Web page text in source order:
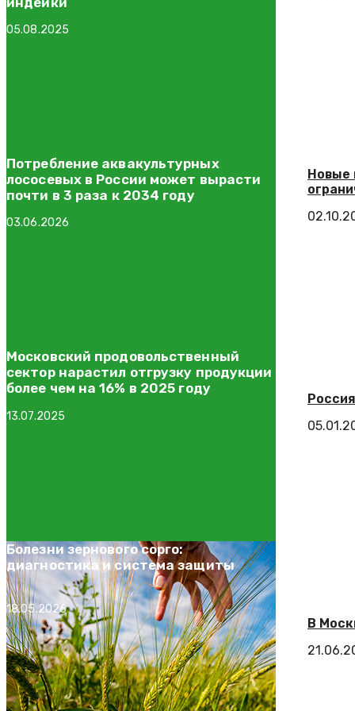
Новые
В
05.08.2025
Потребление аквакультурных
лососевых в России может вырасти
почти в 3 раза к 2034 году
03.06.2026
Московский продовольственный
сектор нарастил отгрузку продукции
более чем на 16% в 2025 году
13.07.2025
Болезни зернового сорго:
диагностика и система защиты
18.05.2026